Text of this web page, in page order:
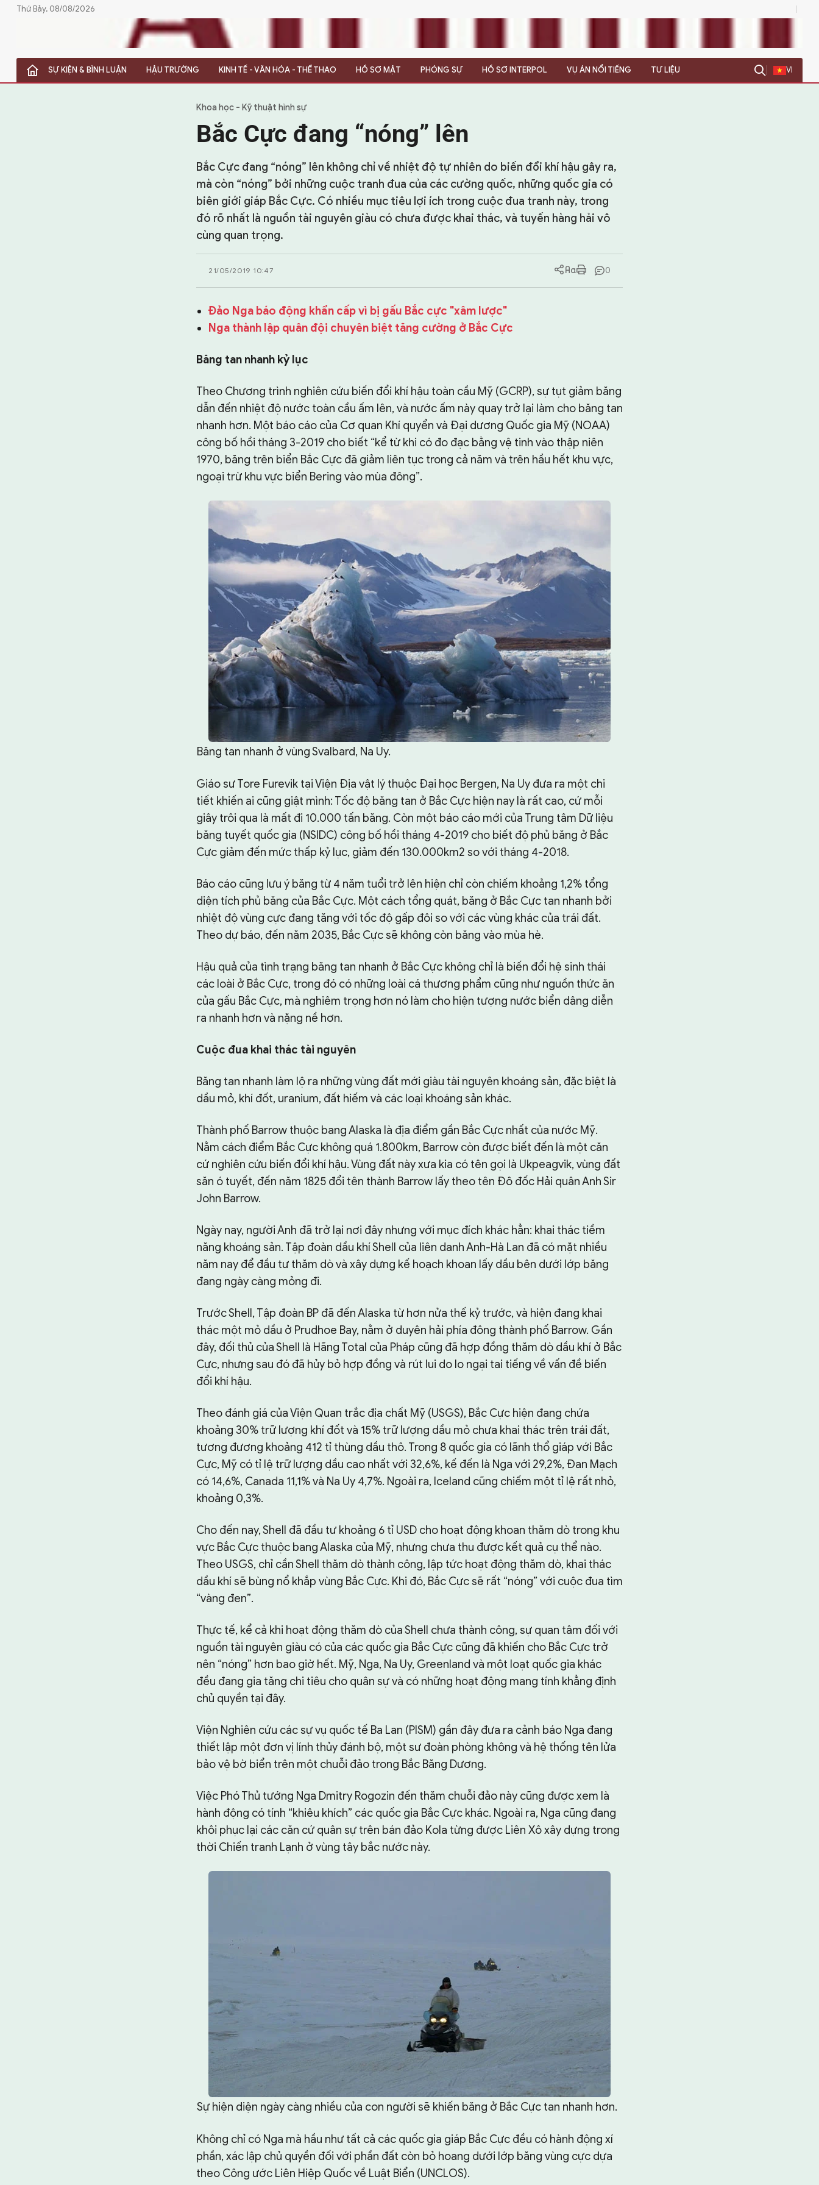
Thứ Bảy, 08/08/2026
SỰ KIỆN & BÌNH LUẬN HẬU TRƯỜNG KINH TẾ - VĂN HÓA - THỂ THAO HỒ SƠ MẬT PHÓNG SỰ HỒ SƠ INTERPOL VỤ ÁN NỔI TIẾNG TƯ LIỆU VI
SỰ KIỆN & BÌNH LUẬN
Khoa học - Kỹ thuật hình sự
Bắc Cực đang “nóng” lên
Bắc Cực đang “nóng” lên không chỉ về nhiệt độ tự nhiên do biến đổi khí hậu gây ra,
mà còn “nóng” bởi những cuộc tranh đua của các cường quốc, những quốc gia có
biên giới giáp Bắc Cực. Có nhiều mục tiêu lợi ích trong cuộc đua tranh này, trong
đó rõ nhất là nguồn tài nguyên giàu có chưa được khai thác, và tuyến hàng hải vô
cùng quan trọng.
21/05/2019 10:47 0
Đảo Nga báo động khẩn cấp vì bị gấu Bắc cực "xâm lược"
Nga thành lập quân đội chuyên biệt tăng cường ở Bắc Cực
Băng tan nhanh kỷ lục
Theo Chương trình nghiên cứu biến đổi khí hậu toàn cầu Mỹ (GCRP), sự tụt giảm băng
dẫn đến nhiệt độ nước toàn cầu ấm lên, và nước ấm này quay trở lại làm cho băng tan
nhanh hơn. Một báo cáo của Cơ quan Khí quyển và Đại dương Quốc gia Mỹ (NOAA)
công bố hồi tháng 3-2019 cho biết “kể từ khi có đo đạc bằng vệ tinh vào thập niên
1970, băng trên biển Bắc Cực đã giảm liên tục trong cả năm và trên hầu hết khu vực,
ngoại trừ khu vực biển Bering vào mùa đông”.
Băng tan nhanh ở vùng Svalbard, Na Uy.
Giáo sư Tore Furevik tại Viện Địa vật lý thuộc Đại học Bergen, Na Uy đưa ra một chi
tiết khiến ai cũng giật mình: Tốc độ băng tan ở Bắc Cực hiện nay là rất cao, cứ mỗi
giây trôi qua là mất đi 10.000 tấn băng. Còn một báo cáo mới của Trung tâm Dữ liệu
băng tuyết quốc gia (NSIDC) công bố hồi tháng 4-2019 cho biết độ phủ băng ở Bắc
Cực giảm đến mức thấp kỷ lục, giảm đến 130.000km2 so với tháng 4-2018.
Báo cáo cũng lưu ý băng từ 4 năm tuổi trở lên hiện chỉ còn chiếm khoảng 1,2% tổng
diện tích phủ băng của Bắc Cực. Một cách tổng quát, băng ở Bắc Cực tan nhanh bởi
nhiệt độ vùng cực đang tăng với tốc độ gấp đôi so với các vùng khác của trái đất.
Theo dự báo, đến năm 2035, Bắc Cực sẽ không còn băng vào mùa hè.
Hậu quả của tình trạng băng tan nhanh ở Bắc Cực không chỉ là biến đổi hệ sinh thái
các loài ở Bắc Cực, trong đó có những loài cá thương phẩm cũng như nguồn thức ăn
của gấu Bắc Cực, mà nghiêm trọng hơn nó làm cho hiện tượng nước biển dâng diễn
ra nhanh hơn và nặng nề hơn.
Cuộc đua khai thác tài nguyên
Băng tan nhanh làm lộ ra những vùng đất mới giàu tài nguyên khoáng sản, đặc biệt là
dầu mỏ, khí đốt, uranium, đất hiếm và các loại khoáng sản khác.
Thành phố Barrow thuộc bang Alaska là địa điểm gần Bắc Cực nhất của nước Mỹ.
Nằm cách điểm Bắc Cực không quá 1.800km, Barrow còn được biết đến là một căn
cứ nghiên cứu biến đổi khí hậu. Vùng đất này xưa kia có tên gọi là Ukpeagvik, vùng đất
săn ó tuyết, đến năm 1825 đổi tên thành Barrow lấy theo tên Đô đốc Hải quân Anh Sir
John Barrow.
Ngày nay, người Anh đã trở lại nơi đây nhưng với mục đích khác hẳn: khai thác tiềm
năng khoáng sản. Tập đoàn dầu khí Shell của liên danh Anh-Hà Lan đã có mặt nhiều
năm nay để đầu tư thăm dò và xây dựng kế hoạch khoan lấy dầu bên dưới lớp băng
đang ngày càng mỏng đi.
Trước Shell, Tập đoàn BP đã đến Alaska từ hơn nửa thế kỷ trước, và hiện đang khai
thác một mỏ dầu ở Prudhoe Bay, nằm ở duyên hải phía đông thành phố Barrow. Gần
đây, đối thủ của Shell là Hãng Total của Pháp cũng đã hợp đồng thăm dò dầu khí ở Bắc
Cực, nhưng sau đó đã hủy bỏ hợp đồng và rút lui do lo ngại tai tiếng về vấn đề biến
đổi khí hậu.
Theo đánh giá của Viện Quan trắc địa chất Mỹ (USGS), Bắc Cực hiện đang chứa
khoảng 30% trữ lượng khí đốt và 15% trữ lượng dầu mỏ chưa khai thác trên trái đất,
tương đương khoảng 412 tỉ thùng dầu thô. Trong 8 quốc gia có lãnh thổ giáp với Bắc
Cực, Mỹ có tỉ lệ trữ lượng dầu cao nhất với 32,6%, kế đến là Nga với 29,2%, Đan Mạch
có 14,6%, Canada 11,1% và Na Uy 4,7%. Ngoài ra, Iceland cũng chiếm một tỉ lệ rất nhỏ,
khoảng 0,3%.
Cho đến nay, Shell đã đầu tư khoảng 6 tỉ USD cho hoạt động khoan thăm dò trong khu
vực Bắc Cực thuộc bang Alaska của Mỹ, nhưng chưa thu được kết quả cụ thể nào.
Theo USGS, chỉ cần Shell thăm dò thành công, lập tức hoạt động thăm dò, khai thác
dầu khí sẽ bùng nổ khắp vùng Bắc Cực. Khi đó, Bắc Cực sẽ rất “nóng” với cuộc đua tìm
“vàng đen”.
Thực tế, kể cả khi hoạt động thăm dò của Shell chưa thành công, sự quan tâm đối với
nguồn tài nguyên giàu có của các quốc gia Bắc Cực cũng đã khiến cho Bắc Cực trở
nên “nóng” hơn bao giờ hết. Mỹ, Nga, Na Uy, Greenland và một loạt quốc gia khác
đều đang gia tăng chi tiêu cho quân sự và có những hoạt động mang tính khẳng định
chủ quyền tại đây.
Viện Nghiên cứu các sự vụ quốc tế Ba Lan (PISM) gần đây đưa ra cảnh báo Nga đang
thiết lập một đơn vị lính thủy đánh bộ, một sư đoàn phòng không và hệ thống tên lửa
bảo vệ bờ biển trên một chuỗi đảo trong Bắc Băng Dương.
Việc Phó Thủ tướng Nga Dmitry Rogozin đến thăm chuỗi đảo này cũng được xem là
hành động có tính “khiêu khích” các quốc gia Bắc Cực khác. Ngoài ra, Nga cũng đang
khôi phục lại các căn cứ quân sự trên bán đảo Kola từng được Liên Xô xây dựng trong
thời Chiến tranh Lạnh ở vùng tây bắc nước này.
Sự hiện diện ngày càng nhiều của con người sẽ khiến băng ở Bắc Cực tan nhanh hơn.
Không chỉ có Nga mà hầu như tất cả các quốc gia giáp Bắc Cực đều có hành động xí
phần, xác lập chủ quyền đối với phần đất còn bỏ hoang dưới lớp băng vùng cực dựa
theo Công ước Liên Hiệp Quốc về Luật Biển (UNCLOS).